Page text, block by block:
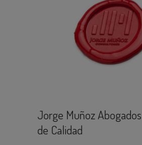
Jorge Muñoz
de Calidad